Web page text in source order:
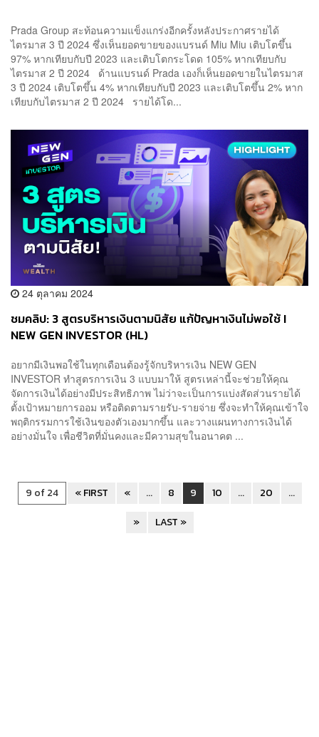
Prada Group สะท้อนความแข็งแกร่งอีกครั้งหลังประกาศรายได้
ไตรมาส 3 ปี 2024 ซึ่งเห็นยอดขายของแบรนด์ Miu Miu เติบโตขึ้น
97% หากเทียบกับปี 2023 และเติบโตกระโดด 105% หากเทียบกับ
ไตรมาส 2 ปี 2024 ด้านแบรนด์ Prada เองก็เห็นยอดขายในไตรมาส
3 ปี 2024 เติบโตขึ้น 4% หากเทียบกับปี 2023 และเติบโตขึ้น 2% หาก
เทียบกับไตรมาส 2 ปี 2024 รายได้โด...
24 ตุลาคม 2024
ชมคลิป: 3 สูตรบริหารเงินตามนิสัย แก้ปัญหาเงินไม่พอใช้ I
NEW GEN INVESTOR (HL)
อยากมีเงินพอใช้ในทุกเดือนต้องรู้จักบริหารเงิน NEW GEN
INVESTOR ทำสูตรการเงิน 3 แบบมาให้ สูตรเหล่านี้จะช่วยให้คุณ
จัดการเงินได้อย่างมีประสิทธิภาพ ไม่ว่าจะเป็นการแบ่งสัดส่วนรายได้
ตั้งเป้าหมายการออม หรือติดตามรายรับ-รายจ่าย ซึ่งจะทำให้คุณเข้าใจ
พฤติกรรมการใช้เงินของตัวเองมากขึ้น และวางแผนทางการเงินได้
อย่างมั่นใจ เพื่อชีวิตที่มั่นคงและมีความสุขในอนาคต ...
9 of 24 « FIRST « ... 8 9 10 ... 20
...
»
LAST »